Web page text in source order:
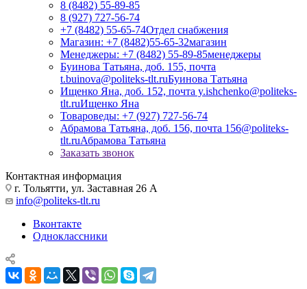
8 (8482) 55-89-85
8 (927) 727-56-74
+7 (8482) 55-65-74Отдел снабжения
Магазин: +7 (8482)55-65-32магазин
Менеджеры: +7 (8482) 55-89-85менеджеры
Буинова Татьяна, доб. 155, почта
t.buinova@politeks-tlt.ruБуинова Татьяна
Ищенко Яна, доб. 152, почта y.ishchenko@politeks-
tlt.ruИщенко Яна
Товароведы: +7 (927) 727-56-74
Абрамова Татьяна, доб. 156, почта 156@politeks-
tlt.ruАбрамова Татьяна
Заказать звонок
Контактная информация
г. Тольятти, ул. Заставная 26 А
info@politeks-tlt.ru
Вконтакте
Одноклассники